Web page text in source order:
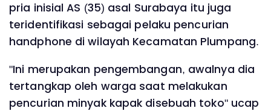
pria inisial AS (35) asal Surabaya itu juga
teridentifikasi sebagai pelaku pencurian
handphone di wilayah Kecamatan Plumpang.
"Ini merupakan pengembangan, awalnya dia
tertangkap oleh warga saat melakukan
pencurian minyak kapak disebuah toko" ucap